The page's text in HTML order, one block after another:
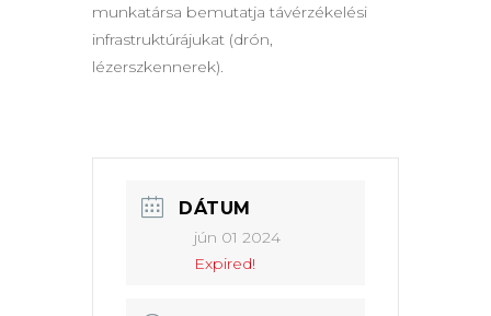
munkatársa bemutatja távérzékelési
infrastruktúrájukat (drón,
lézerszkennerek).
DÁTUM
jún 01 2024
Expired!